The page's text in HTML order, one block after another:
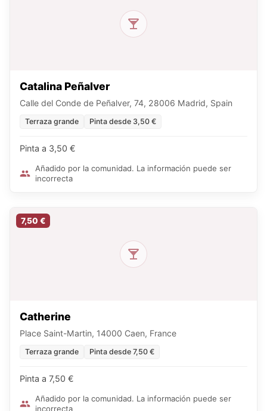
Catalina Peñalver
Calle del Conde de Peñalver, 74, 28006 Madrid, Spain
Terraza grande Pinta desde 3,50 €
Pinta a 3,50 €
Añadido por la comunidad. La información puede ser
incorrecta
7,50 €
Catherine
Place Saint-Martin, 14000 Caen, France
Terraza grande Pinta desde 7,50 €
Pinta a 7,50 €
Añadido por la comunidad. La información puede ser
incorrecta